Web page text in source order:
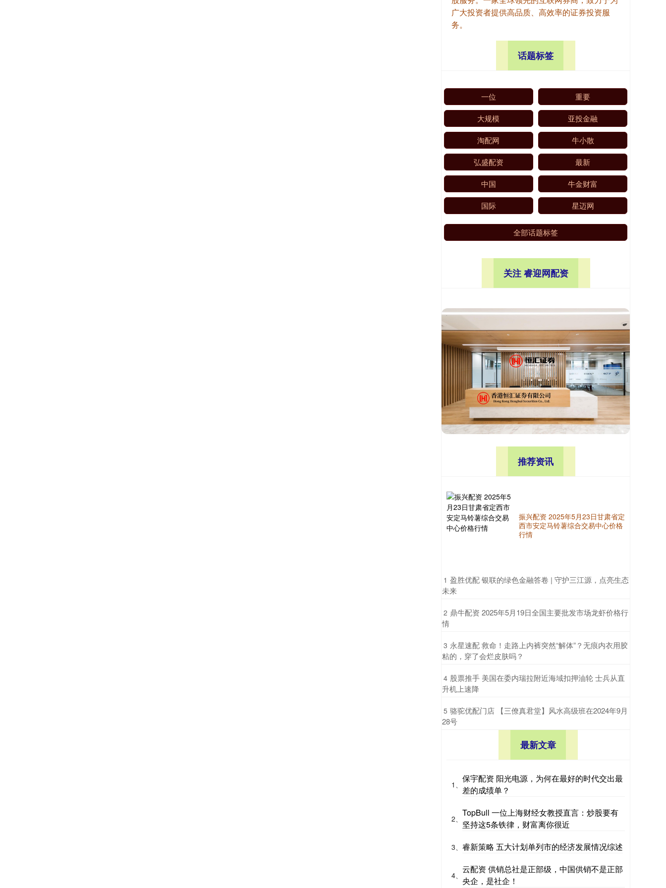
广大投资者提供高品质、高效率的证券投资服
务。
话题标签
一位 重要
大规模 亚投金融
淘配网 牛小散
弘盛配资 最新
中国 牛金财富
国际 星迈网
全部话题标签
关注 睿迎网配资
推荐资讯
振兴配资 2025年5月23日甘肃省定
西市安定马铃薯综合交易中心价格
行情
1 ​盈胜优配 银联的绿色金融答卷 | 守护三江源，点亮生态
未来
2 ​鼎牛配资 2025年5月19日全国主要批发市场龙虾价格行
情
3 ​永星速配 救命！走路上内裤突然“解体”？无痕内衣用胶
粘的，穿了会烂皮肤吗？
4 ​股票推手 美国在委内瑞拉附近海域扣押油轮 士兵从直
升机上速降
5 ​骆驼优配门店 【三僚真君堂】风水高级班在2024年9月
28号
最新文章
1、
保宇配资 阳光电源，为何在最好的时代交出最
差的成绩单？
2、
TopBull 一位上海财经女教授直言：炒股要有
坚持这5条铁律，财富离你很近
3、 睿新策略 五大计划单列市的经济发展情况综述
4、
云配资 供销总社是正部级，中国供销不是正部
央企，是社企！